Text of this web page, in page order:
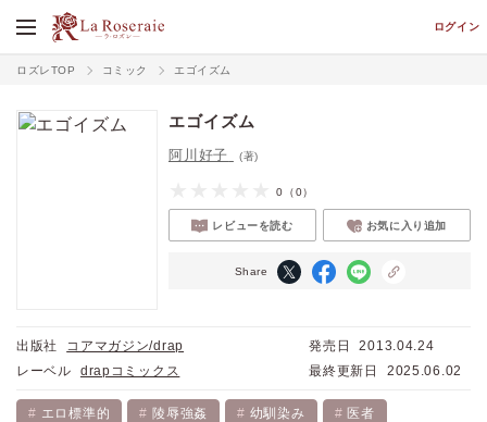
ログイン
ロズレTOP コミック エゴイズム
エゴイズム
阿川好子 (著)
0 （0）
レビューを読む お気に入り追加
Share
出版社
コアマガジン/drap
レーベル
drapコミックス
発売日
2013.04.24
最終更新日
2025.06.02
エロ標準的 陵辱強姦 幼馴染み 医者